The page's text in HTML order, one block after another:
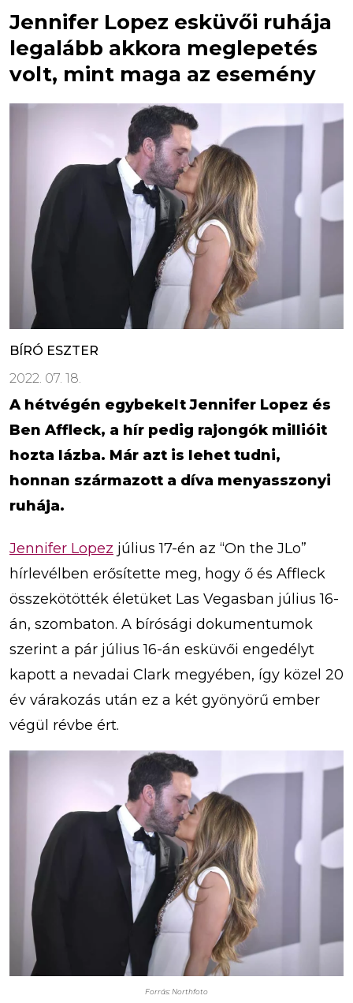
Jennifer Lopez esküvői ruhája
legalább akkora meglepetés
volt, mint maga az esemény
BÍRÓ ESZTER
2022. 07. 18.
A hétvégén egybekelt Jennifer Lopez és
Ben Affleck, a hír pedig rajongók millióit
hozta lázba. Már azt is lehet tudni,
honnan származott a díva menyasszonyi
ruhája.
Jennifer Lopez július 17-én az “On the JLo”
hírlevélben erősítette meg, hogy ő és Affleck
összekötötték életüket Las Vegasban július 16-
án, szombaton. A bírósági dokumentumok
szerint a pár július 16-án esküvői engedélyt
kapott a nevadai Clark megyében, így közel 20
év várakozás után ez a két gyönyörű ember
végül révbe ért.
Forrás: Northfoto